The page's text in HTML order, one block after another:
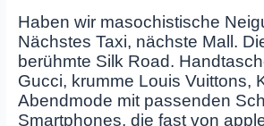
Haben wir masochistische
Nächstes Taxi, nächste Mall.
berühmte Silk Road.
Gucci, krumme Louis Vuittons,
Abendmode mit passenden
Smartphones, die fast von